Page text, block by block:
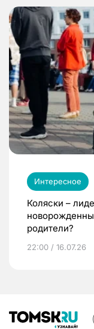
Интересное
Коляски –
родители?
22:00 / 16.07.26